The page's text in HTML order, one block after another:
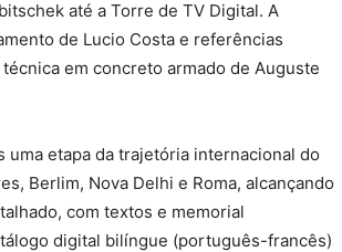
até a Torre de TV Digital. A
de Lucio Costa e referências
em concreto armado de Auguste
uma etapa da trajetória internacional do
Berlim, Nova Delhi e Roma, alcançando
com textos e memorial
digital bilíngue (português-francês)